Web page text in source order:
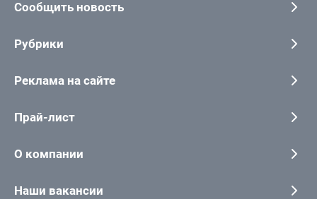
Сообщить новость
Рубрики
Реклама на сайте
Прай-лист
О компании
Наши вакансии